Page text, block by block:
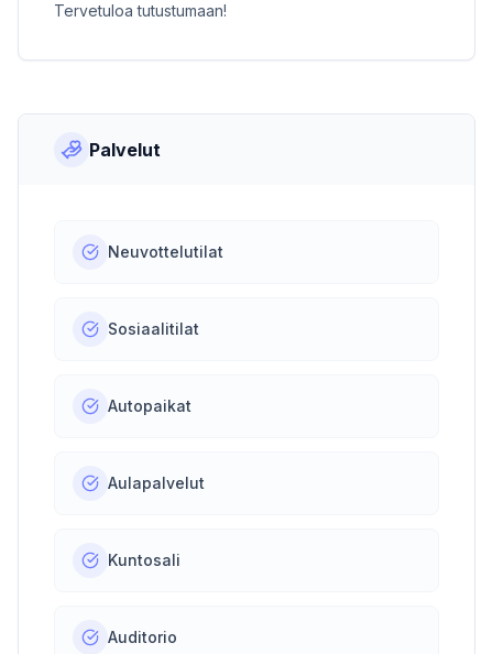
Tervetuloa tutustumaan!
Palvelut
Neuvottelutilat
Sosiaalitilat
Autopaikat
Aulapalvelut
Kuntosali
Auditorio